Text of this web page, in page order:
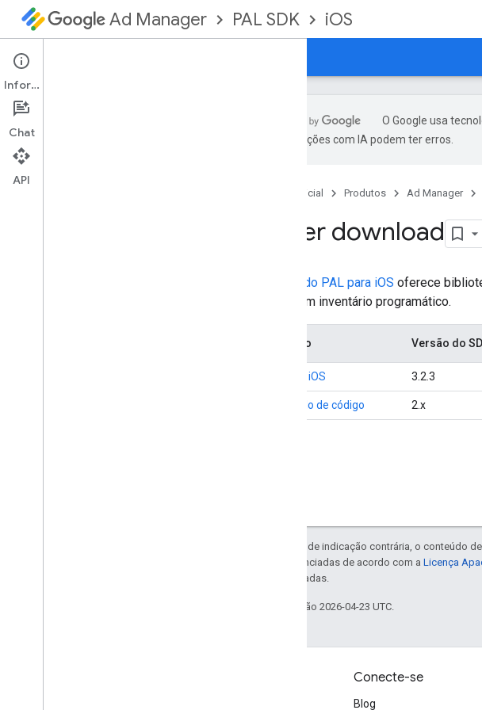
Ad Manager PAL SDK iOS
SDK
Notas da versão
O Google usa
As traduções com IA podem ter erros.
Página inicial Produtos Ad Manager
Fazer download
SDK do PAL para iOS oferece
solicitem inventário programático.
Arquivo Versão do
SDK do iOS 3.2.3
Exemplo de código 2.x
Exceto em caso de indicação contrária, o conteúdo
código são licenciadas de acordo com a Licença
Oracle e/ou afiliadas.
Última atualização 2026-04-23 UTC.
Conecte-se
Blog
Informações
Chat
API